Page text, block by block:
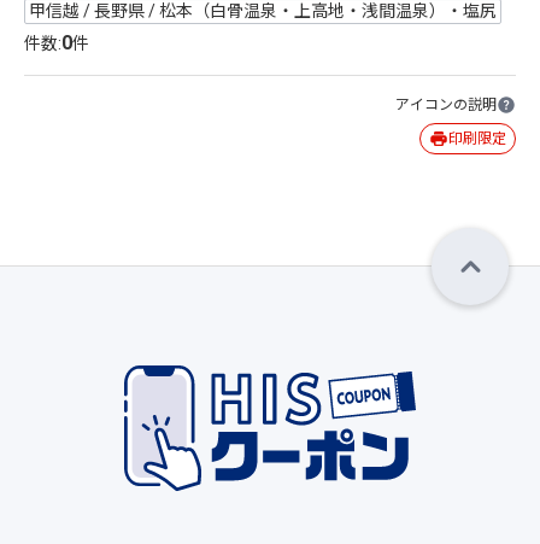
甲信越 / 長野県 / 松本（白骨温泉・上高地・浅間温泉）・塩尻
件数:0件
アイコンの説明
印刷限定